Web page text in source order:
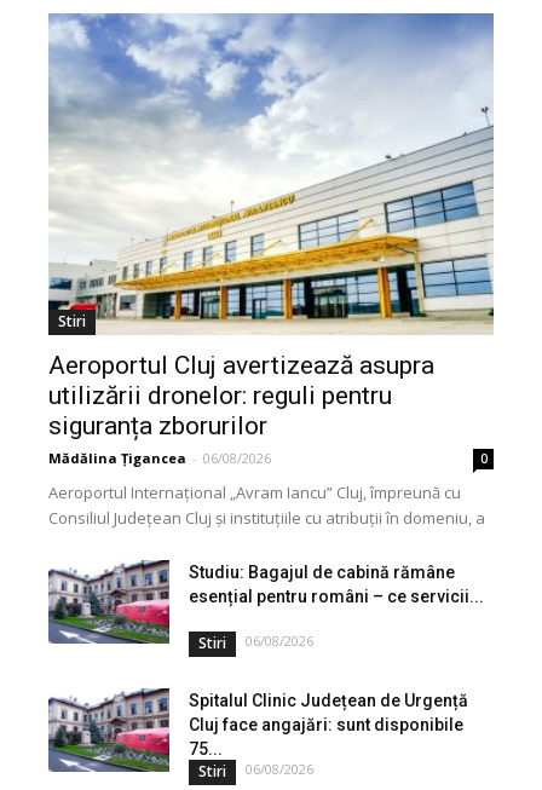
Stiri
Aeroportul Cluj avertizează asupra
utilizării dronelor: reguli pentru
siguranța zborurilor
Mădălina Țigancea - 06/08/2026 0
Aeroportul Internațional „Avram Iancu” Cluj, împreună cu
Consiliul Județean Cluj și instituțiile cu atribuții în domeniu, a
Studiu: Bagajul de cabină rămâne
esențial pentru români – ce servicii...
Stiri 06/08/2026
Spitalul Clinic Județean de Urgență
Cluj face angajări: sunt disponibile
75...
Stiri 06/08/2026